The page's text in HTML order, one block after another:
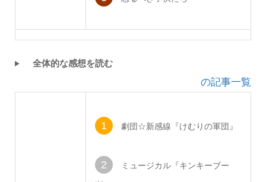
全体的な感想を読む
の記事一覧
1 劇団☆新感線『けむりの軍団』
2
ミュージカル『キンキーブー